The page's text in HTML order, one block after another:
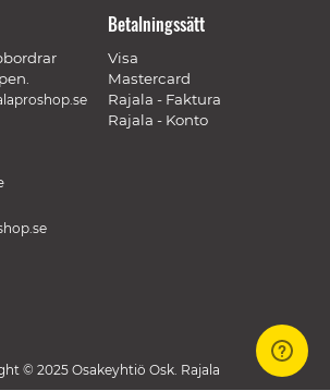
Betalningssätt
Visa
Mastercard
Rajala - Faktura
Rajala - Konto
© 2025 Osakeyhtiö Osk. Rajala